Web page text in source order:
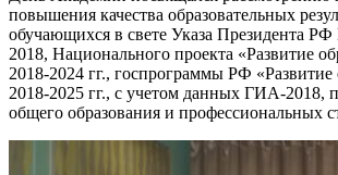
повышения качества образовательных
обучающихся в свете Указа Президента
2018, Национального проекта «Развитие
2018-2024 гг., госпрограммы РФ «Развитие
2018-2025 гг., с учетом данных ГИА-2018,
общего образования и профессиональных